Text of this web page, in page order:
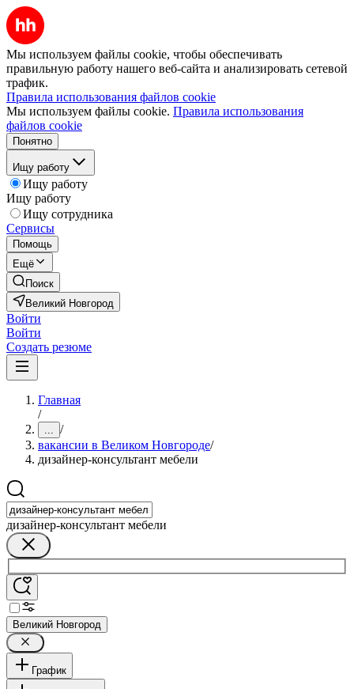
Мы используем файлы cookie, чтобы обеспечивать
правильную работу нашего веб-сайта и анализировать сетевой
трафик.
Правила использования файлов cookie
Мы используем файлы cookie. Правила использования
файлов cookie
Понятно
Ищу работу
Ищу работу
Ищу работу
Ищу сотрудника
Сервисы
Помощь
Ещё
Поиск
Великий Новгород
Войти
Войти
Создать резюме
Главная
/
... /
вакансии в Великом Новгороде/
дизайнер-консультант мебели
дизайнер-консультант мебели
Великий Новгород
График